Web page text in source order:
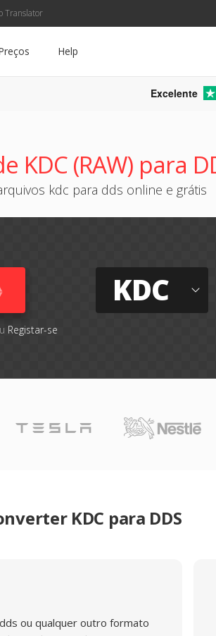
Translator
Help
Excelente
KDC (RAW) para
kdc para dds online e grátis
Registar-se
KDC
KDC para DDS
ou qualquer outro formato